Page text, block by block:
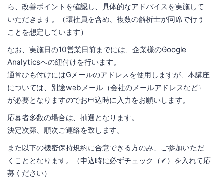
ら、改善ポイントを確認し、具体的なアドバイスを実施して
いただきます。（環社員を含め、複数の解析士が同席で行う
ことを想定しています）
なお、実施日の10営業日前までには、企業様のGoogle
Analyticsへの紐付けを行います。
通常ひも付けにはGメールのアドレスを使用しますが、本講座
については、別途webメール（会社のメールアドレスなど）
が必要となりますのでお申込時に入力をお願いします。
応募者多数の場合は、抽選となります。
決定次第、順次ご連絡を致します。
また以下の機密保持規約に合意できる方のみ、ご参加いただ
くこととなります。（申込時に必ずチェック（✔）を入れて応
募ください）